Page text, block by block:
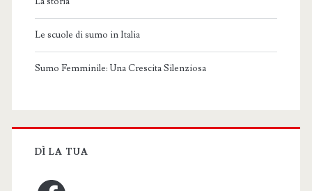
Le scuole di sumo in Italia
Sumo Femminile: Una Crescita Silenziosa
DÌ LA TUA
Facebook